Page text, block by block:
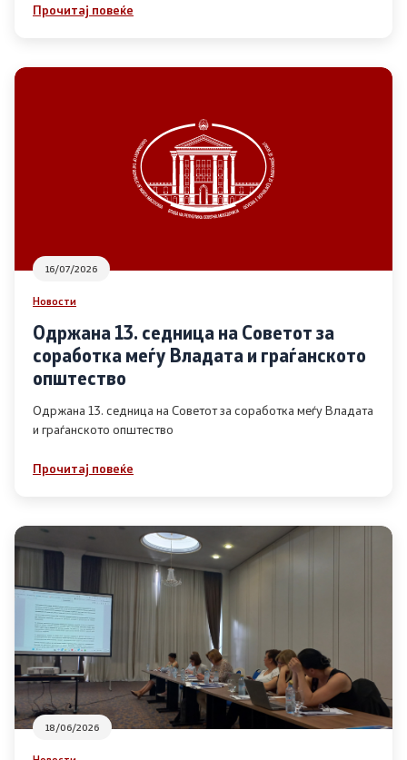
Извештаи
Список на ОЈИ
Контакт
Контакт
Линкови
Изјава за пристапност
Со еден клик до сите услуги
Прочитај повеќе
16/07/2026
Новости
Одржана 13. седница на Советот за
соработка меѓу Владата и граѓанското
општество
Одржана 13. седница на Советот за соработка меѓу Владата
и граѓанското општество
Прочитај повеќе
18/06/2026